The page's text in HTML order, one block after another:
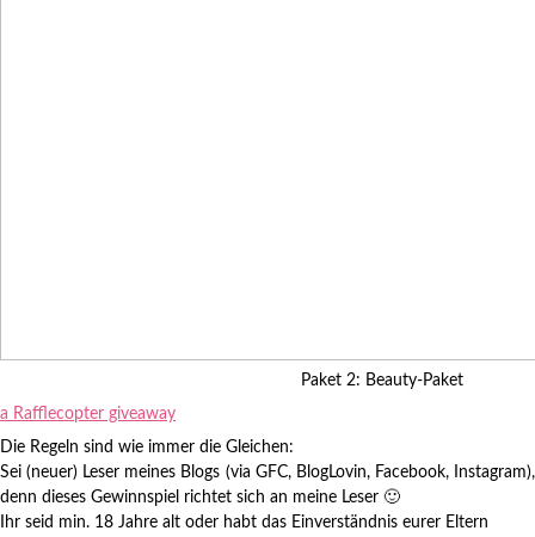
Paket 2: Beauty-Paket
a Rafflecopter giveaway
Die Regeln sind wie immer die Gleichen:
Sei (neuer) Leser meines Blogs (via GFC, BlogLovin, Facebook, Instagram),
denn dieses Gewinnspiel richtet sich an meine Leser 🙂
Ihr seid min. 18 Jahre alt oder habt das Einverständnis eurer Eltern